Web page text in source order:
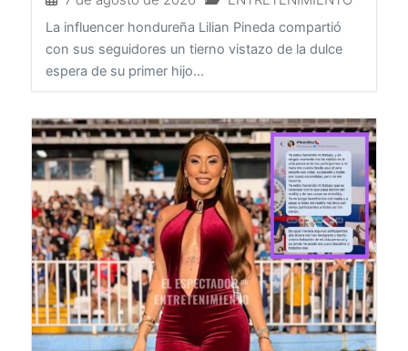
7 de agosto de 2026 ENTRETENIMIENTO
La influencer hondureña Lilian Pineda compartió
con sus seguidores un tierno vistazo de la dulce
espera de su primer hijo...